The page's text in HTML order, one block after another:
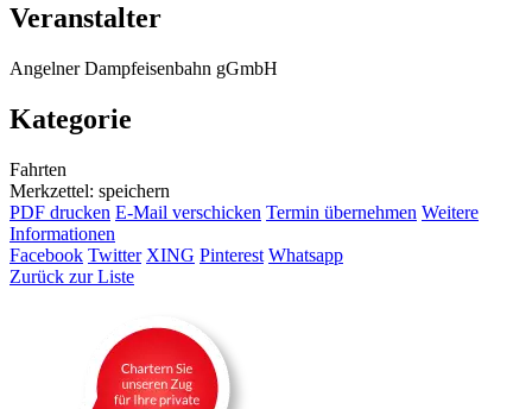
Veranstalter
Angelner Dampfeisenbahn gGmbH
Kategorie
Fahrten
Merkzettel: speichern
PDF drucken E-Mail verschicken Termin übernehmen Weitere
Informationen
Facebook Twitter XING Pinterest Whatsapp
Zurück zur Liste